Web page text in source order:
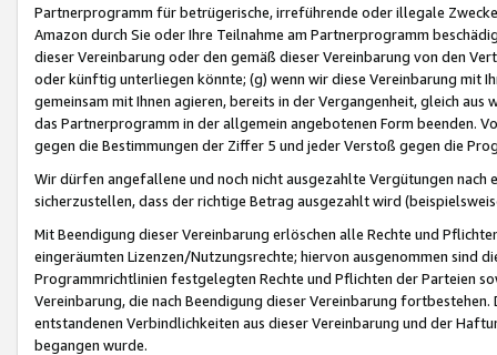
Partnerprogramm für betrügerische, irreführende oder illegale
Amazon durch Sie oder Ihre Teilnahme am Partnerprogramm
dieser Vereinbarung oder den gemäß dieser Vereinbarung von den
oder künftig unterliegen könnte; (g) wenn wir diese Vereinbarung mit
gemeinsam mit Ihnen agieren, bereits in der Vergangenheit, gleich
das Partnerprogramm in der allgemein angebotenen Form beenden.
gegen die Bestimmungen der Ziffer 5 und jeder Verstoß gegen die
Wir dürfen angefallene und noch nicht ausgezahlte Vergütungen
sicherzustellen, dass der richtige Betrag ausgezahlt wird
Mit Beendigung dieser Vereinbarung erlöschen alle Rechte und
eingeräumten Lizenzen/Nutzungsrechte; hiervon ausgenommen sind
Programmrichtlinien festgelegten Rechte und Pflichten der Parteien
Vereinbarung, die nach Beendigung dieser Vereinbarung
entstandenen Verbindlichkeiten aus dieser Vereinbarung und der
begangen wurde.